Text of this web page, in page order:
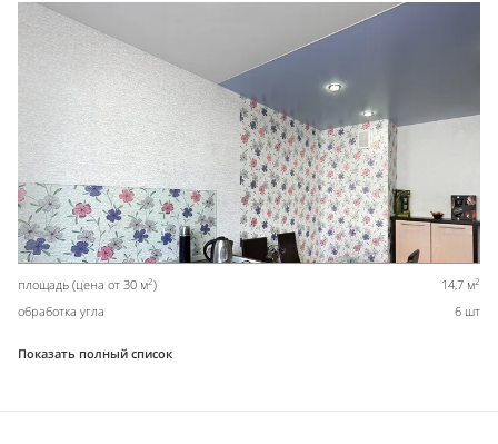
площадь (цена от 30 м2) 14,7 м2
обработка угла 6 шт
Показать полный список